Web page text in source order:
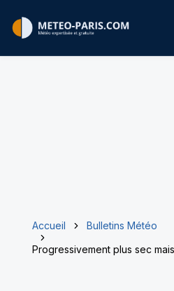
Accueil
Bulletins Météo
Progressivement plus sec